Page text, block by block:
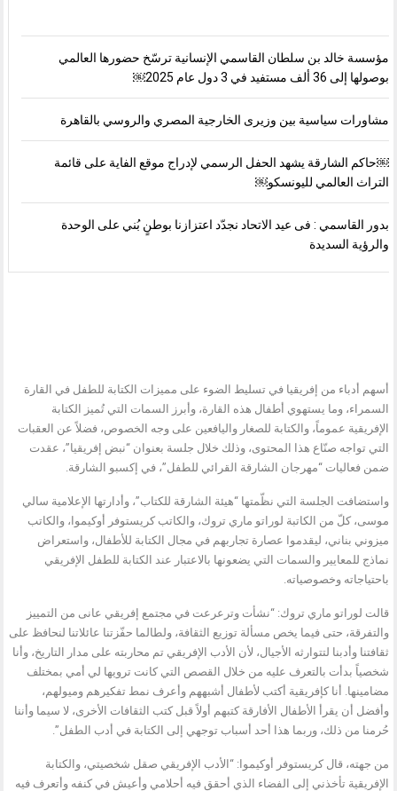
مؤسسة خالد بن سلطان القاسمي الإنسانية ترسّخ حضورها العالمي
بوصولها إلى 36 ألف مستفيد في 3 دول عام 2025￼
مشاورات سياسية بين وزيرى الخارجية المصري والروسي بالقاهرة
￼حاكم الشارقة يشهد الحفل الرسمي لإدراج موقع الفاية على قائمة
التراث العالمي لليونسكو￼
بدور القاسمي : فى عيد الاتحاد نجدّد اعتزازنا بوطنٍ بُني على الوحدة
والرؤية السديدة
أسهم أدباء من إفريقيا في تسليط الضوء على مميزات الكتابة للطفل في القارة
السمراء، وما يستهوي أطفال هذه القارة، وأبرز السمات التي تُميز الكتابة
الإفريقية عموماً، والكتابة للصغار واليافعين على وجه الخصوص، فضلاً عن العقبات
التي تواجه صنّاع هذا المحتوى، وذلك خلال جلسة بعنوان “نبض إفريقيا”، عقدت
ضمن فعاليات “مهرجان الشارقة القرائي للطفل”، في إكسبو الشارقة.
واستضافت الجلسة التي نظّمتها “هيئة الشارقة للكتاب”، وأدارتها الإعلامية سالي
موسى، كلّ من الكاتبة لوراتو ماري تروك، والكاتب كريستوفر أوكيموا، والكاتب
ميزوني بناني، ليقدموا عصارة تجاربهم في مجال الكتابة للأطفال، واستعراض
نماذج للمعايير والسمات التي يضعونها بالاعتبار عند الكتابة للطفل الإفريقي
باحتياجاته وخصوصياته.
قالت لوراتو ماري تروك: “نشأت وترعرعت في مجتمع إفريقي عانى من التمييز
والتفرقة، حتى فيما يخص مسألة توزيع الثقافة، ولطالما حفّزتنا عائلاتنا لنحافظ على
ثقافتنا وأدبنا لتتوارثه الأجيال، لأن الأدب الإفريقي تم محاربته على مدار التاريخ، وأنا
شخصياً بدأت بالتعرف عليه من خلال القصص التي كانت ترويها لي أمي بمختلف
مضامينها. أنا كإفريقية أكتب لأطفال أشبههم وأعرف نمط تفكيرهم وميولهم،
وأفضل أن يقرأ الأطفال الأفارقة كتبهم أولاً قبل كتب الثقافات الأخرى، لا سيما وأننا
حُرمنا من ذلك، وربما هذا أحد أسباب توجهي إلى الكتابة في أدب الطفل”.
من جهته، قال كريستوفر أوكيموا: “الأدب الإفريقي صقل شخصيتي، والكتابة
الإفريقية تأخذني إلى الفضاء الذي أحقق فيه أحلامي وأعيش في كنفه وأتعرف فيه